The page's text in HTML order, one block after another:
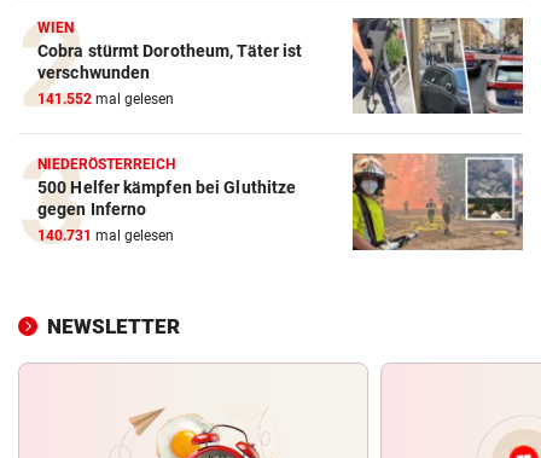
WIEN
Cobra stürmt Dorotheum, Täter ist
verschwunden
141.552 mal gelesen
NIEDERÖSTERREICH
500 Helfer kämpfen bei Gluthitze
gegen Inferno
140.731 mal gelesen
NEWSLETTER